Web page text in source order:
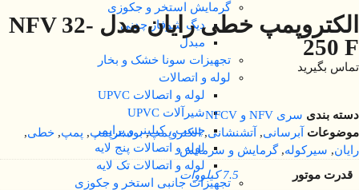
گرمایش استخر و جکوزی
دیگ شوفاژ چدنی
مبدل
تجهیزات سونا خشک و بخار
لوله و اتصالات
لوله و اتصالات UPVC
شیرآلات UPVC
چسب ، کیلینر و پرایمر
لوله و اتصالات پنج لایه
لوله و اتصالات تک لایه
تجهیزات جانبی استخر و جکوزی
الکتروپمپ خطی رایان مدل NFV 32-
250 F
تماس بگیرید
دسته بندی سری NFV و NFCV
موضوعات
آبرسانی, آتشنشانی,الکتروپمپ,بوسترپمپ, پمپ, خطی,
رایان, سیرکوله,گرمایش و سرمایش
قدرت موتور
7.5 کیلووات